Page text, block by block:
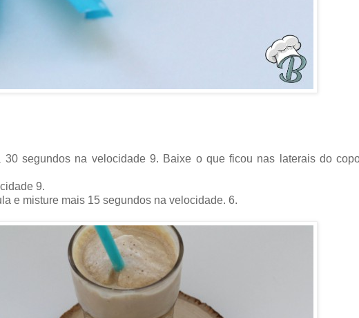
segundos na velocidade 9. Baixe o que ficou nas laterais do
9.
e misture mais 15 segundos na velocidade. 6.